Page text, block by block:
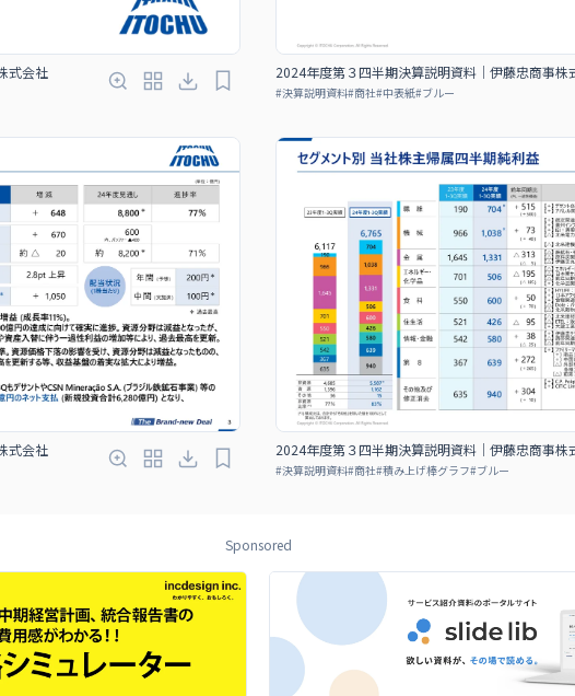
式会社 2024年度第３四半期決算説明資料｜伊藤忠商事株
#決算説明資料#商社#中表紙#ブルー
式会社 2024年度第３四半期決算説明資料｜伊藤忠商事株
#決算説明資料#商社#積み上げ棒グラフ#ブルー
Sponsored